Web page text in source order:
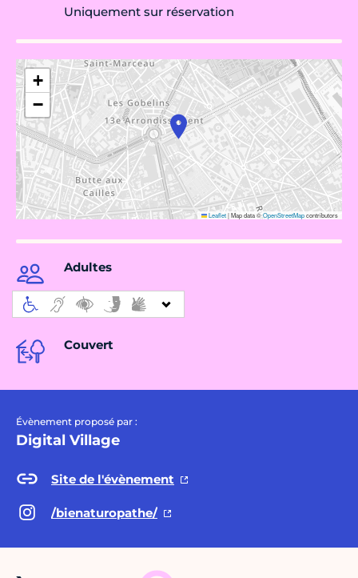
Uniquement sur réservation
+
−
Leaflet|Map data ©OpenStreetMapcontributors
Adultes
Couvert
Évènement proposé par :
Digital Village
Site de l'évènement
/bienaturopathe/